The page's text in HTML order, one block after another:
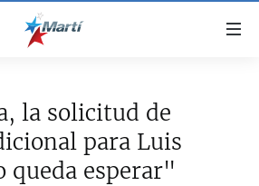
la solicitud de
para Luis
queda esperar"